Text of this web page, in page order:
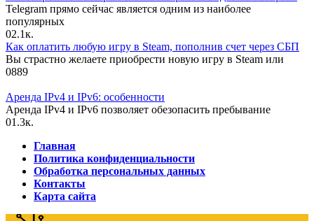
Telegram прямо сейчас является одним из наиболее
популярных
02.1к.
Как оплатить любую игру в Steam, пополнив счет через СБП
Вы страстно желаете приобрести новую игру в Steam или
0889
Аренда IPv4 и IPv6: особенности
Аренда IPv4 и IPv6 позволяет обезопасить пребывание
01.3к.
Главная
Политика конфиденциальности
Обработка персональных данных
Контакты
Карта сайта